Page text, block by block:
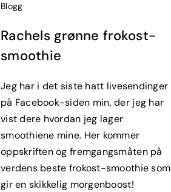
Blogg
Rachels grønne frokost-
smoothie
Jeg har i det siste hatt livesendinger
på Facebook-siden min, der jeg har
vist dere hvordan jeg lager
smoothiene mine. Her kommer
oppskriften og fremgangsmåten på
verdens beste frokost-smoothie som
gir en skikkelig morgenboost!